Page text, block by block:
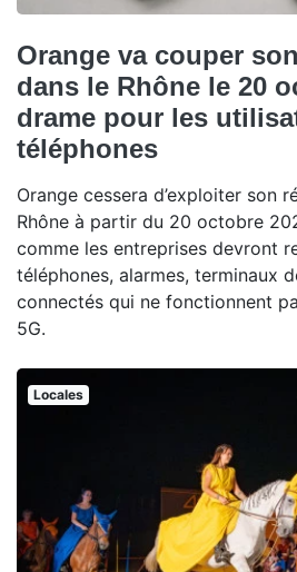
Orange va couper
dans le Rhône le 20
drame pour les
téléphones
Orange cessera d’exploiter son
Rhône à partir du 20 octobre
comme les entreprises devront
téléphones, alarmes, terminaux
connectés qui ne fonctionnent
5G.
Locales